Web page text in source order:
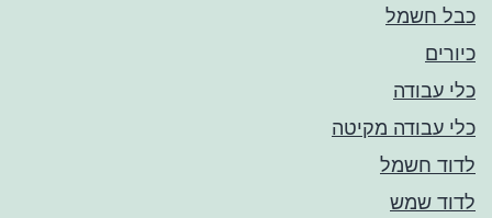
כבל חשמל
כיורים
כלי עבודה
כלי עבודה מקיטה
לדוד חשמל
לדוד שמש